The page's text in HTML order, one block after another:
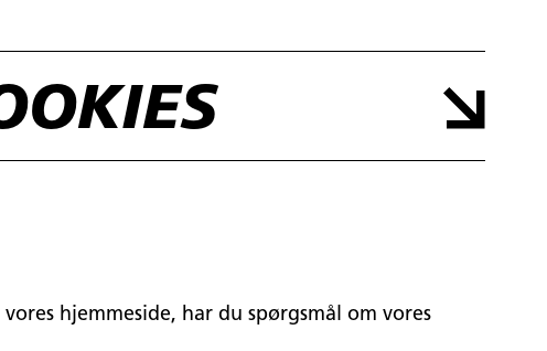
hjemmeside, har du spørgsmål om vores